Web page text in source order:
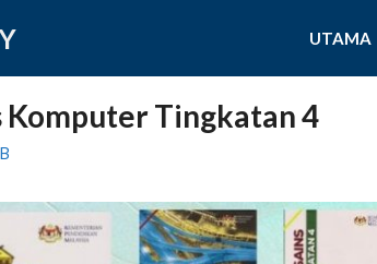
UTAMA
Komputer Tingkatan 4